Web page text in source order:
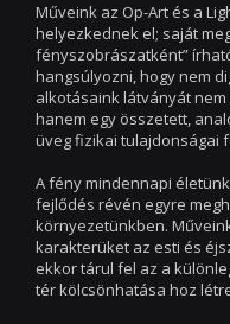
Műveink az Op-Art és a
helyezkednek el; saját
fényszobrászatként”
hangsúlyozni, hogy nem
alkotásaink látványát
hanem egy összetett,
üveg fizikai tulajdonságai
A fény mindennapi
fejlődés révén egyre
környezetünkben.
karakterüket az esti és
ekkor tárul fel az a
tér kölcsönhatása hoz